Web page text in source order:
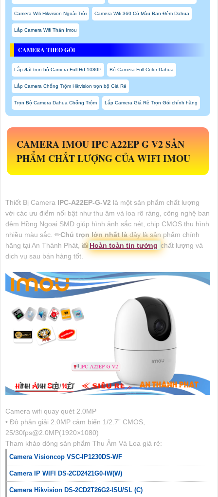
Camera Wifi Hikvision Ngoài Trời Camera Wifi 360 Có Màu Ban Đêm Dahua
Lắp Camera Wifi Thân Imou
CAMERA THEO GÓI
Lắp đặt trọn bộ Camera Full Hd 1080P Bộ Camera Full Color Dahua
Lắp Camera Chống Trộm Hikvision trọn bộ Giá Rẻ
Trọn Bộ Camera Dahua Chống Trộm Lắp Camera Giá Rẻ Trọn Gói chính hãng
CAMERA IMOU IPC A22EP G V2 SẢN
PHẨM CHẤT LƯỢNG CỦA WIFI IMOU
Thiết Bị Camera IPC-A22EP-G-V2 là một sản phẩm chất lượng
với các ưu điểm nổi bật như thu âm và loa rõ ràng, công nghệ ban
đêm Hồng Ngoại SMD giúp hình ảnh sắc nét, chip CMOS thu hình
nhiều màu sắc. ✏Chú trọn lớn nhất làđây là sản phẩm chính
hãng tại An Thành Phát, 📸Hoàn toàn tin tưởng chất lượng và
dịch vụ sau bán hàng tốt.
Camera wifi quay quét 2.0MP
• Độ phân giải 2.0MP cảm biến 1/2.7” CMOS,
25/30fps@2.0MP(1920×1080)
Tham khảo dòng sản phẩm Thu Âm Và Loa giá rẻ:
Camera Visioncop VSC-IP1230DS-WF
Camera IP WIFI DS-2CD2421G0-IW(W)
Camera Hikvision DS-2CD2T26G2-ISU/SL (C)